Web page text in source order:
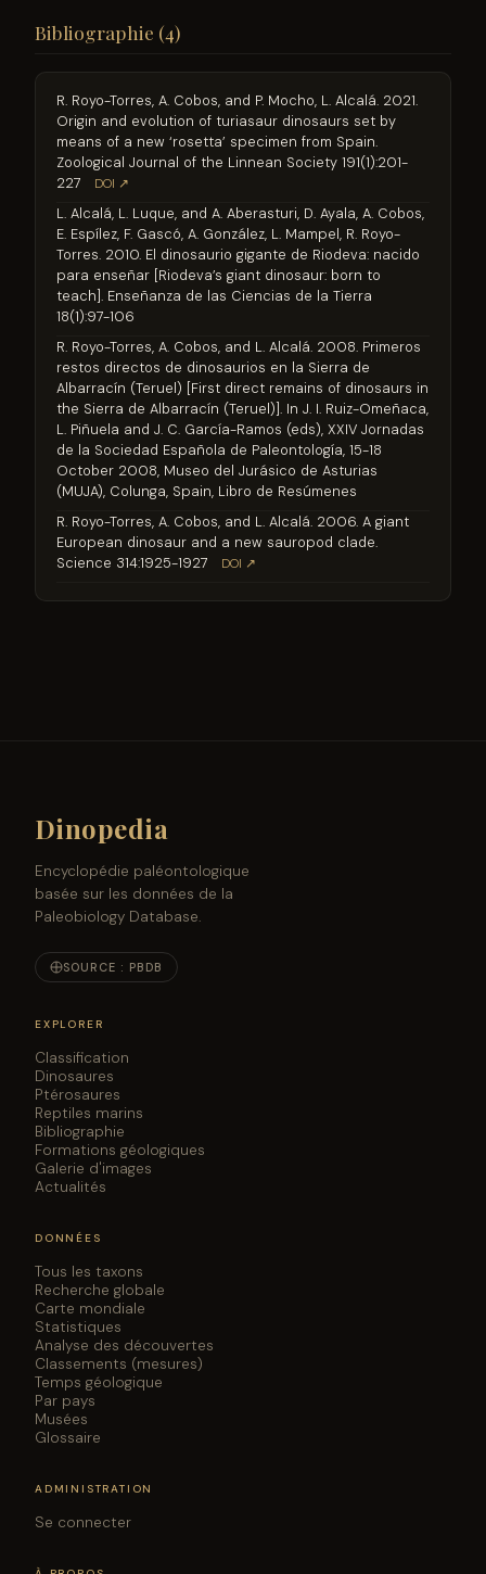
Bibliographie (4)
R. Royo-Torres, A. Cobos, and P. Mocho, L. Alcalá. 2021.
Origin and evolution of turiasaur dinosaurs set by
means of a new ‘rosetta’ specimen from Spain.
Zoological Journal of the Linnean Society 191(1):201-
227
DOI ↗
L. Alcalá, L. Luque, and A. Aberasturi, D. Ayala, A. Cobos,
E. Espílez, F. Gascó, A. González, L. Mampel, R. Royo-
Torres. 2010. El dinosaurio gigante de Riodeva: nacido
para enseñar [Riodeva’s giant dinosaur: born to
teach]. Enseñanza de las Ciencias de la Tierra
18(1):97-106
R. Royo-Torres, A. Cobos, and L. Alcalá. 2008. Primeros
restos directos de dinosaurios en la Sierra de
Albarracín (Teruel) [First direct remains of dinosaurs in
the Sierra de Albarracín (Teruel)]. In J. I. Ruiz-Omeñaca,
L. Piñuela and J. C. García-Ramos (eds), XXIV Jornadas
de la Sociedad Española de Paleontología, 15-18
October 2008, Museo del Jurásico de Asturias
(MUJA), Colunga, Spain, Libro de Resúmenes
R. Royo-Torres, A. Cobos, and L. Alcalá. 2006. A giant
European dinosaur and a new sauropod clade.
Science 314:1925-1927
DOI ↗
Dinopedia
Encyclopédie paléontologique
basée sur les données de la
Paleobiology Database.
SOURCE : PBDB
EXPLORER
Classification
Dinosaures
Ptérosaures
Reptiles marins
Bibliographie
Formations géologiques
Galerie d'images
Actualités
DONNÉES
Tous les taxons
Recherche globale
Carte mondiale
Statistiques
Analyse des découvertes
Classements (mesures)
Temps géologique
Par pays
Musées
Glossaire
ADMINISTRATION
Se connecter